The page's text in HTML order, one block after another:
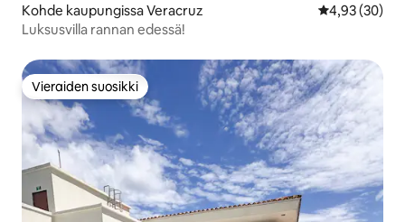
Kohde kaupungissa Veracruz
4,93 (30)
Luksusvilla rannan edessä!
Vieraiden suosikki
Vieraiden suosikki